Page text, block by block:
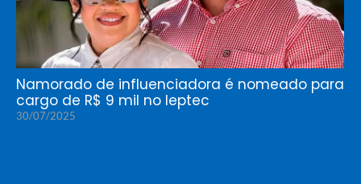
Namorado de influenciadora é nomeado para
cargo de R$ 9 mil no Ieptec
30/07/2025